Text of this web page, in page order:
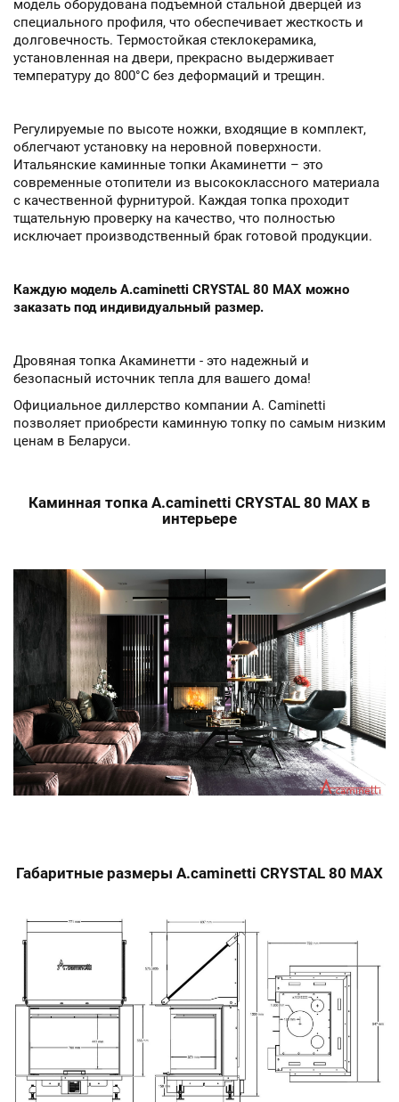
модель оборудована подъемной стальной дверцей из
специального профиля, что обеспечивает жесткость и
долговечность. Термостойкая стеклокерамика,
установленная на двери, прекрасно выдерживает
температуру до 800°C без деформаций и трещин.
Регулируемые по высоте ножки, входящие в комплект,
облегчают установку на неровной поверхности.
Итальянские каминные топки Акаминетти – это
современные отопители из высококлассного материала
с качественной фурнитурой. Каждая топка проходит
тщательную проверку на качество, что полностью
исключает производственный брак готовой продукции.
Каждую модель A.caminetti CRYSTAL 80 MAX можно
заказать под индивидуальный размер.
Дровяная топка Акаминетти - это надежный и
безопасный источник тепла для вашего дома!
Официальное диллерство компании A. Caminetti
позволяет приобрести каминную топку по самым низким
ценам в Беларуси.
Каминная топка A.caminetti CRYSTAL 80 MAX в
интерьере
Габаритные размеры A.caminetti CRYSTAL 80 MAX